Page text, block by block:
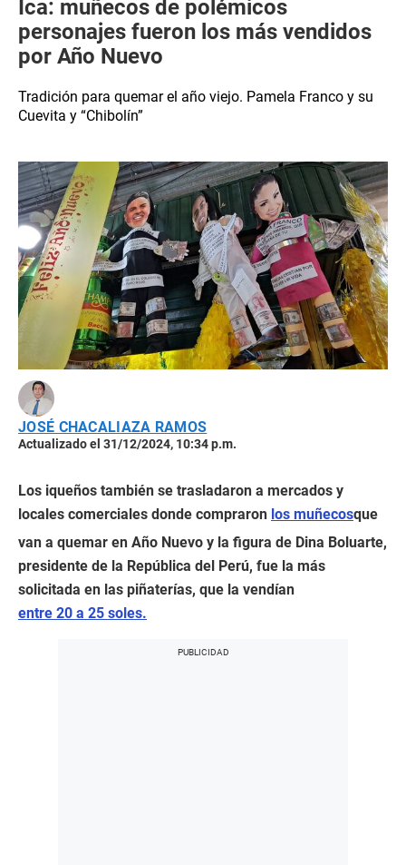
Ica: muñecos de polémicos
personajes fueron los más vendidos
por Año Nuevo
Tradición para quemar el año viejo. Pamela Franco y su
Cuevita y “Chibolín”
JOSÉ CHACALIAZA RAMOS
Actualizado el 31/12/2024, 10:34 p.m.
Los iqueños también se trasladaron a mercados y
locales comerciales donde compraron los muñecosque
van a quemar en Año Nuevo y la figura de Dina Boluarte,
presidente de la República del Perú, fue la más
solicitada en las piñaterías, que la vendían
entre 20 a 25 soles.